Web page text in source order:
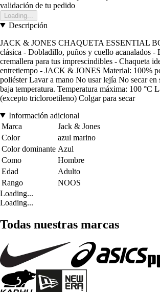
validación de tu pedido
Loading...
Descripción
JACK & JONES CHAQUETA ESSENTIAL
clásica - Dobladillo, puños y cuello acanalados -
cremallera para tus imprescindibles - Chaqueta
entretiempo - JACK & JONES Material: 100%
poliéster Lavar a mano No usar lejía No secar en
baja temperatura. Temperatura máxima: 100 °C
(excepto tricloroetileno) Colgar para secar
Información adicional
Marca
Jack & Jones
Color
azul marino
Color dominante Azul
Como
Hombre
Edad
Adulto
Rango
NOOS
Loading...
Loading...
Todas nuestras marcas